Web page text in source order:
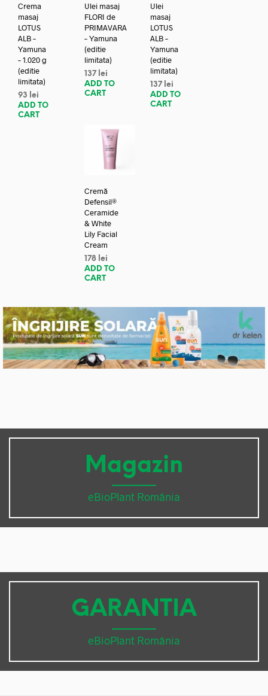
Crema
masaj
LOTUS
ALB –
Yamuna
– 1.020 g
(editie
limitata)
93
lei
ADD TO
CART
Ulei masaj
FLORI de
PRIMAVARA
– Yamuna
(editie
limitata)
137 lei
ADD TO
CART
Ulei
masaj
LOTUS
ALB –
Yamuna
(editie
limitata)
137 lei
ADD TO
CART
Cremă
Defensil®
Ceramide
& White
Lily Facial
Cream
178 lei
ADD TO
CART
Magazin
eBioPlant România
GARANTIA
eBioPlant România